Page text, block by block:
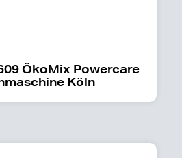
ÖkoMix Powercare
Köln